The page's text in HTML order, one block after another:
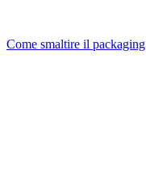
Come smaltire il packaging